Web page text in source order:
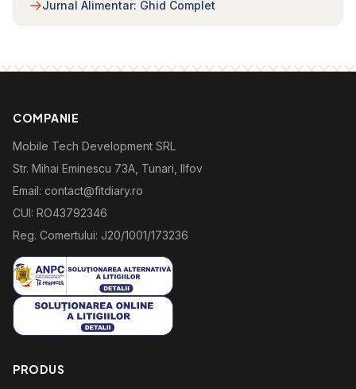
Jurnal Alimentar: Ghid Complet
COMPANIE
Mobile Tech Development SRL
Str. Mihai Eminescu 73A, Tunari, Ilfov
Email: contact@fitdiary.ro
CUI: RO43792346
Reg. Comertului: J20/1001/173236
PRODUS